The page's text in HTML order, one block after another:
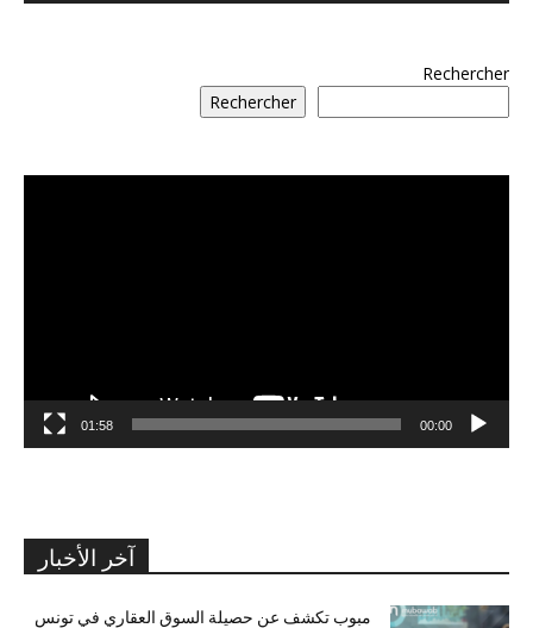
Rechercher
Rechercher
00:00
01:58
آخر الأخبار
مبوب تكشف عن حصيلة السوق العقاري في تونس